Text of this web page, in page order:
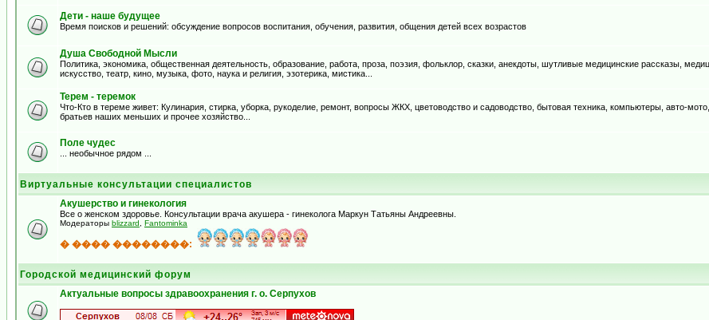
Дети - наше будущее
Время поисков и решений: обсуждение вопросов воспитания, обучения, развития, общения детей всех возрастов
Душа Свободной Мысли
Политика, экономика, общественная деятельность, образование, работа, проза, поэзия, фольклор, сказки, анекдоты, шутливые медицинские рассказы,
искусство, театр, кино, музыка, фото, наука и религия, эзотерика, мистика...
Терем - теремок
Что-Кто в тереме живет: Кулинария, стирка, уборка, рукоделие, ремонт, вопросы ЖКХ, цветоводство и садоводство, бытовая техника, компьютеры, авто-
братьев наших меньших и прочее хозяйство...
Поле чудес
... необычное рядом ...
Виртуальные консультации специалистов
Акушерство и гинекология
Все о женском здоровье. Консультации врача акушера - гинеколога Маркун Татьяны Андреевны.
Модераторы blizzard Fantominka
� ���� ��������:
Городской медицинский форум
Актуальные вопросы здравоохранения г. о. Серпухов